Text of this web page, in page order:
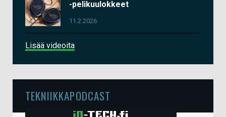
-pelikuulokkeet
11.2.2026
Lisää videoita
TEKNIIKKAPODCAST